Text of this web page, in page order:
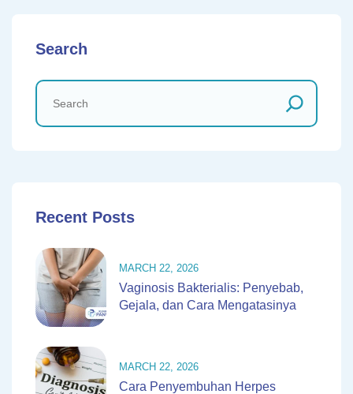
Search
Recent Posts
MARCH 22, 2026
Vaginosis Bakterialis: Penyebab,
Gejala, dan Cara Mengatasinya
MARCH 22, 2026
Cara Penyembuhan Herpes